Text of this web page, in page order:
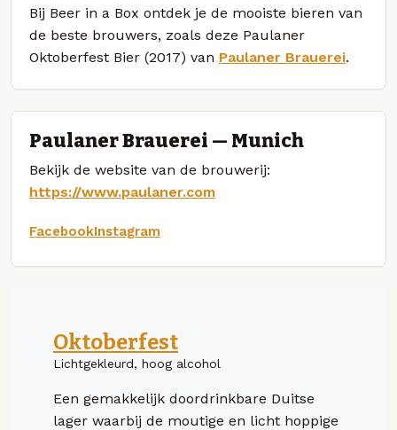
Bij Beer in a Box ontdek je de mooiste bieren van
de beste brouwers, zoals deze Paulaner
Oktoberfest Bier (2017) van Paulaner Brauerei.
Paulaner Brauerei — Munich
Bekijk de website van de brouwerij:
https://www.paulaner.com
FacebookInstagram
Oktoberfest
Lichtgekleurd, hoog alcohol
Een gemakkelijk doordrinkbare Duitse
lager waarbij de moutige en licht hoppige